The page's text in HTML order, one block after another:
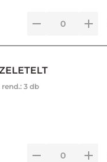
rend.: 3 db